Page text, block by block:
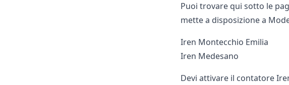
Puoi trovare qui sotto le
mette a disposizione a
Iren Montecchio Emilia
Iren Medesano
Devi attivare il contatore